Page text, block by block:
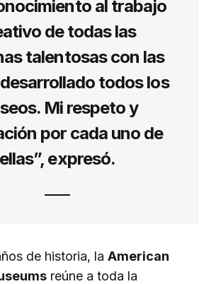
al trabajo
de todas las
talentosas con las
todos los
Mi respeto y
por cada uno de
ellas”, expresó.
de historia, la American
reúne a toda la